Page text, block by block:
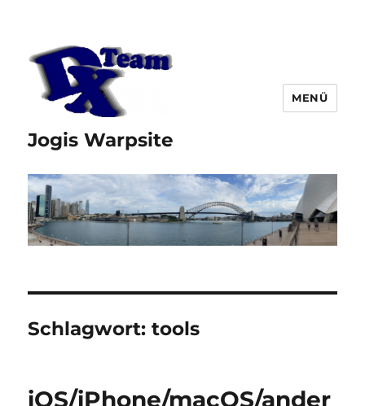
Jogis Warpsite
MENÜ
Schlagwort:tools
iOS/iPhone/macOS/ander